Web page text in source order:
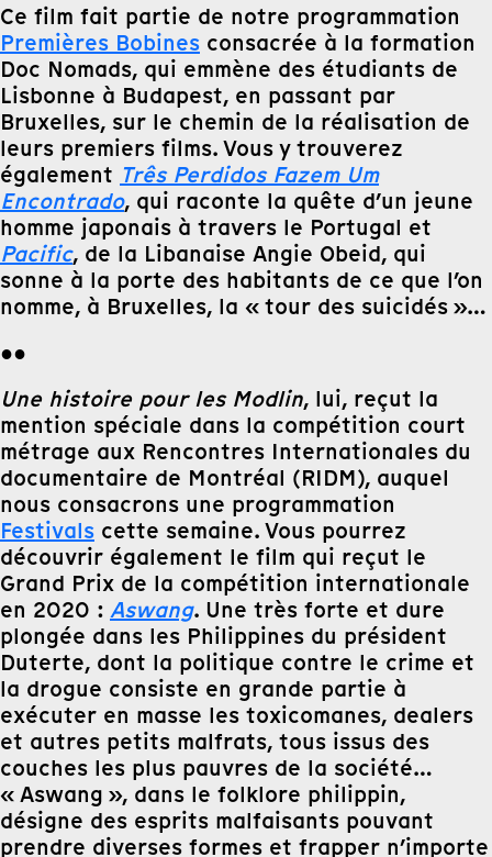
Ce film fait partie de notre programmation
Premières Bobines consacrée à la formation
Doc Nomads, qui emmène des étudiants de
Lisbonne à Budapest, en passant par
Bruxelles, sur le chemin de la réalisation de
leurs premiers films. Vous y trouverez
également Três Perdidos Fazem Um
Encontrado, qui raconte la quête d’un jeune
homme japonais à travers le Portugal et
Pacific, de la Libanaise Angie Obeid, qui
sonne à la porte des habitants de ce que l’on
nomme, à Bruxelles, la « tour des suicidés »…
●●
Une histoire pour les Modlin, lui, reçut la
mention spéciale dans la compétition court
métrage aux Rencontres Internationales du
documentaire de Montréal (RIDM), auquel
nous consacrons une programmation
Festivals cette semaine. Vous pourrez
découvrir également le film qui reçut le
Grand Prix de la compétition internationale
en 2020 : Aswang. Une très forte et dure
plongée dans les Philippines du président
Duterte, dont la politique contre le crime et
la drogue consiste en grande partie à
exécuter en masse les toxicomanes, dealers
et autres petits malfrats, tous issus des
couches les plus pauvres de la société…
« Aswang », dans le folklore philippin,
désigne des esprits malfaisants pouvant
prendre diverses formes et frapper n’importe